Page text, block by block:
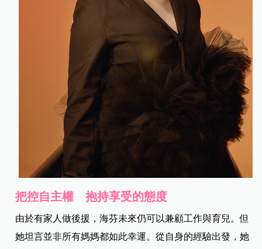
把控自主權 抱持享受的態度
由於有家人做後援，海芬未來仍可以兼顧工作與育兒。但
她坦言並非所有媽媽都如此幸運。從自身的經驗出發，她